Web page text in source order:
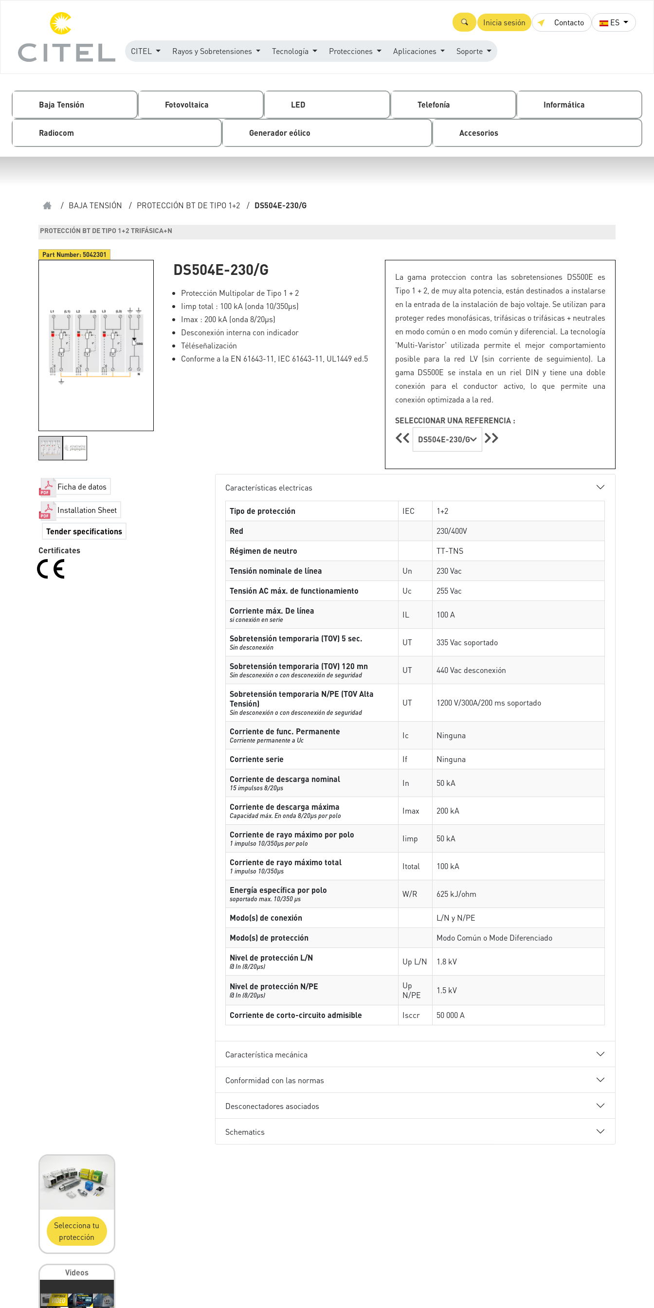
Inicia sesión Contacto ES
CITEL Rayos y Sobretensiones Tecnología Protecciones Aplicaciones Soporte
Baja Tensión Fotovoltaica LED Telefonía Informática
Radiocom Generador eólico Accesorios
/ BAJA TENSIÓN / PROTECCIÓN BT DE TIPO 1+2 / DS504E-230/G
PROTECCIÓN BT DE TIPO 1+2 TRIFÁSICA+N
Part Number:5042301
DS504E-230/G
Protección Multipolar de Tipo 1 + 2
Iimp total : 100 kA (onda 10/350µs)
Imax : 200 kA (onda 8/20µs)
Desconexión interna con indicador
Téléseñalización
Conforme a la EN 61643-11, IEC 61643-11, UL1449 ed.5
La gama proteccion contra las sobretensiones DS500E es
Tipo 1 + 2, de muy alta potencia, están destinados a instalarse
en la entrada de la instalación de bajo voltaje. Se utilizan para
proteger redes monofásicas, trifásicas o trifásicas + neutrales
en modo común o en modo común y diferencial. La tecnología
'Multi-Varistor' utilizada permite el mejor comportamiento
posible para la red LV (sin corriente de seguimiento). La
gama DS500E se instala en un riel DIN y tiene una doble
conexión para el conductor activo, lo que permite una
conexión optimizada a la red.
SELECCIONAR UNA REFERENCIA :
DS504E-230/G
Ficha de datos
Installation Sheet
Tender specifications
Certificates
Características electricas
Tipo de protección IEC
1+2
Red
230/400V
Régimen de neutro
TT-TNS
Tensión nominale de línea
Un
230 Vac
Tensión AC máx. de functionamiento
Uc
255 Vac
Corriente máx. De línea
si conexión en serie IL 100 A
Sobretensión temporaria (TOV) 5 sec.
Sin desconexión UT 335 Vac soportado
Sobretensión temporaria (TOV) 120 mn
Sin desconexión o con desconexión de seguridad UT 440 Vac desconexión
Sobretensión temporaria N/PE (TOV Alta
Tensión)
Sin desconexión o con desconexión de seguridad
UT 1200 V/300A/200 ms soportado
Corriente de func. Permanente
Corriente permanente a Uc Ic Ninguna
Corriente serie If
Ninguna
Corriente de descarga nominal
15 impulsos 8/20µs In 50 kA
Corriente de descarga máxima
Capacidad máx. En onda 8/20µs por polo Imax 200 kA
Corriente de rayo máximo por polo
1 impulso 10/350µs por polo Iimp 50 kA
Corriente de rayo máximo total
1 impulso 10/350µs Itotal 100 kA
Energía específica por polo
soportado max. 10/350 µs W/R 625 kJ/ohm
Modo(s) de conexión
L/N y N/PE
Modo(s) de protección
Modo Común o Mode Diferenciado
Nivel de protección L/N
@ In (8/20µs) Up L/N 1.8 kV
Nivel de protección N/PE
@ In (8/20µs)
Up
N/PE
1.5 kV
Corriente de corto-circuito admisible Isccr 50 000 A
Característica mecánica
Conformidad con las normas
Desconectadores asociados
Schematics
Selecciona tu
protección
Videos